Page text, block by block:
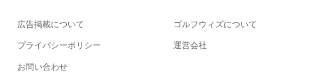
広告掲載について
プライバシーポリシー
お問い合わせ
ゴルフウィズについて
運営会社